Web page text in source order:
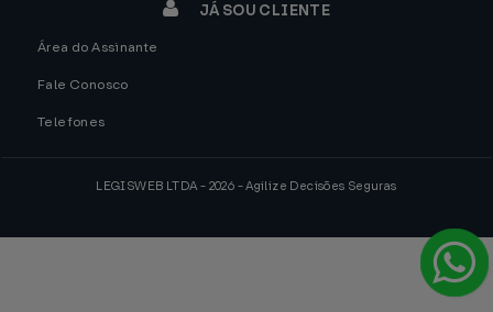
JÁ SOU CLIENTE
Área do Assinante
Fale Conosco
Telefones
LEGISWEB LTDA - 2026 - Agilize Decisões Seguras